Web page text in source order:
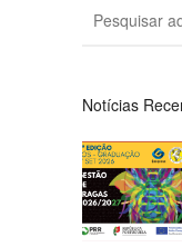
Notícias